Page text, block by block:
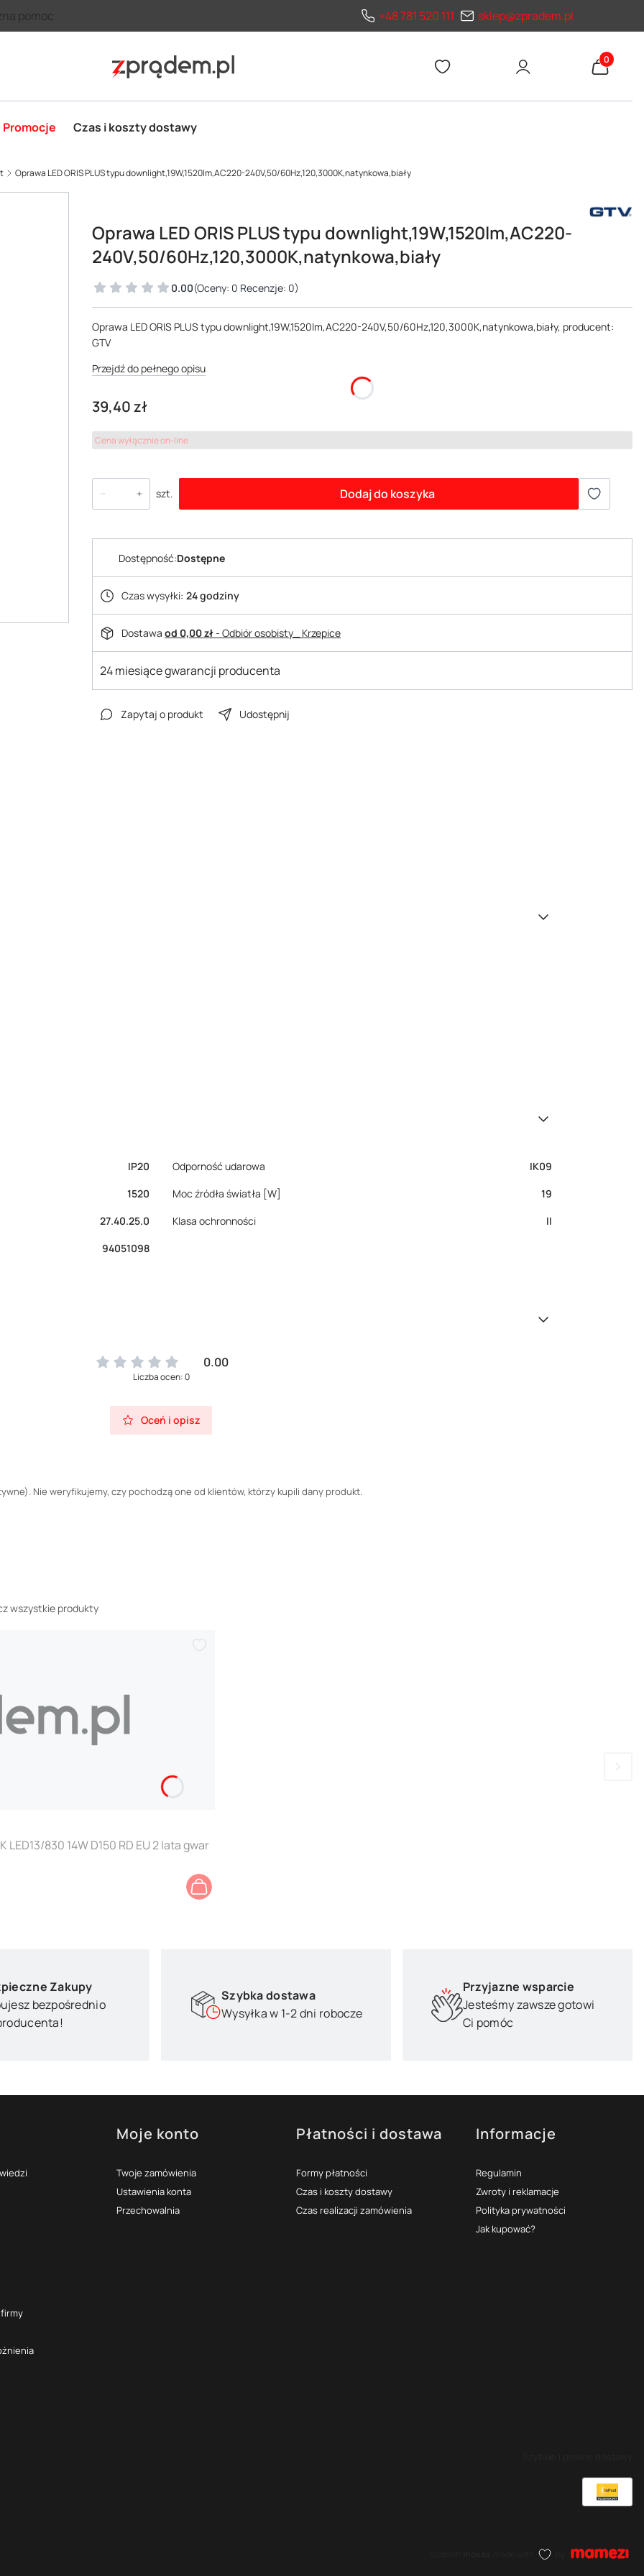
pomoc +48 781 520 111 sklep@zpradem.pl
Produkty
Promocje Czas i koszty dostawy
Oprawa LED ORIS PLUS typu downlight,19W,1520lm,AC220-240V,50/60Hz,120,3000K,natynkowa,biały
Oprawa LED ORIS PLUS typu downlight,19W,1520lm,AC220-
240V,50/60Hz,120,3000K,natynkowa,biały
0.00(Oceny: 0 Recenzje: 0)
Oprawa LED ORIS PLUS typu downlight,19W,1520lm,AC220-240V,50/60Hz,120,3000K,natynkowa,biały, producent:
GTV
Przejdź do pełnego opisu
Cena
39,40 zł
Cena wyłącznie on-line
szt. Dodaj do koszyka
Dostępność:Dostępne
Czas wysyłki: 24 godziny
Dostawa od 0,00 zł- Odbiór osobisty_ Krzepice
24 miesiące gwarancji producenta
Zapytaj o produkt Udostępnij
IP20 Odporność udarowa
IK09
1520 Moc źródła światła [W]
19
27.40.25.0 Klasa ochronności
II
94051098
0.00
Liczba ocen: 0
Oceń i opisz
Nie weryfikujemy, czy pochodzą one od klientów, którzy kupili dany produkt.
wszystkie produkty
830 14W D150 RD EU 2 lata gwar
Zakupy
bezpośrednio
Szybka dostawa
Wysyłka w 1-2 dni robocze
Przyjazne wsparcie
Jesteśmy zawsze gotowi
Ci pomóc
Moje konto
Twoje zamówienia
Ustawienia konta
Przechowalnia
Płatności i dostawa
Formy płatności
Czas i koszty dostawy
Czas realizacji zamówienia
Informacje
Regulamin
Zwroty i reklamacje
Polityka prywatności
Jak kupować?